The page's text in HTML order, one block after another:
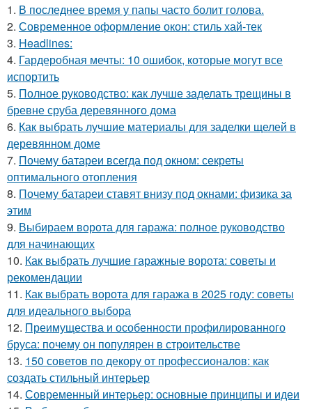
1. В последнее время у папы часто болит голова.
2. Современное оформление окон: стиль хай-тек
3. Headlines:
4. Гардеробная мечты: 10 ошибок, которые могут все
испортить
5. Полное руководство: как лучше заделать трещины в
бревне сруба деревянного дома
6. Как выбрать лучшие материалы для заделки щелей в
деревянном доме
7. Почему батареи всегда под окном: секреты
оптимального отопления
8. Почему батареи ставят внизу под окнами: физика за
этим
9. Выбираем ворота для гаража: полное руководство
для начинающих
10. Как выбрать лучшие гаражные ворота: советы и
рекомендации
11. Как выбрать ворота для гаража в 2025 году: советы
для идеального выбора
12. Преимущества и особенности профилированного
бруса: почему он популярен в строительстве
13. 150 советов по декору от профессионалов: как
создать стильный интерьер
14. Современный интерьер: основные принципы и идеи